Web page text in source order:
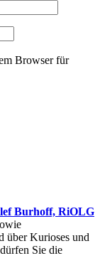
Browser für
Burhoff, RiOLG
über Kurioses und
Sie die